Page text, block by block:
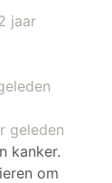
jaar
kanker.
om